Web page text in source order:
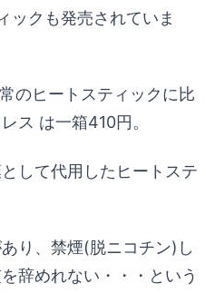
ックも発売されていま
のヒートスティックに比
ス は一箱410円。
して代用したヒートステ
り、禁煙(脱ニコチン)し
辞めれない・・・という